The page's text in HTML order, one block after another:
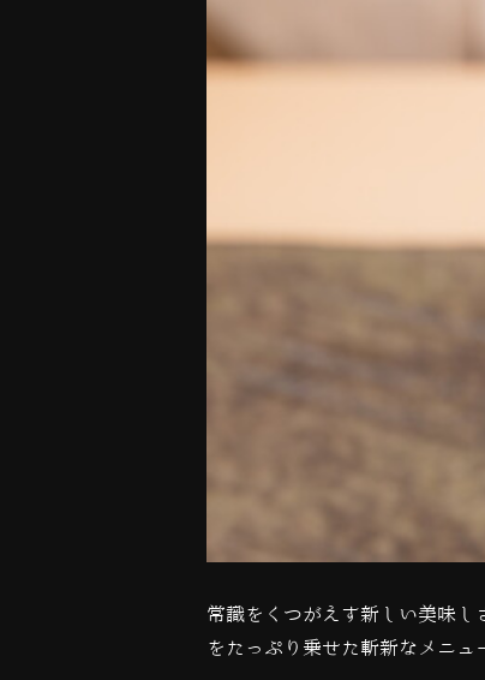
常識をくつがえす新しい美味
をたっぷり乗せた斬新なメニュ